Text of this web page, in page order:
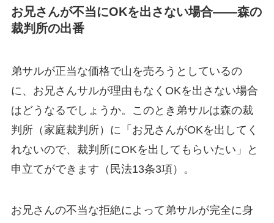
お兄さんが不当にOKを出さない場合——森の
裁判所の出番
弟サルが正当な価格で山を売ろうとしているの
に、お兄さんサルが理由もなくOKを出さない場合
はどうなるでしょうか。このとき弟サルは森の裁
判所（家庭裁判所）に「お兄さんがOKを出してく
れないので、裁判所にOKを出してもらいたい」と
申立てができます（民法13条3項）。
お兄さんの不当な拒絶によって弟サルが完全に身